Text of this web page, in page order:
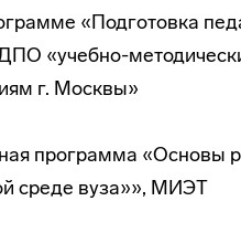
«Подготовка
«учебно-
г. Москвы»
программа «Основы
среде вуза»», МИЭТ